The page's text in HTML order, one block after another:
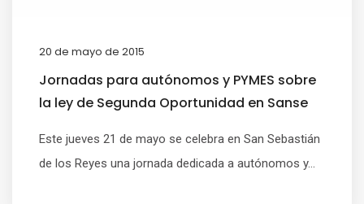
20 de mayo de 2015
Jornadas para autónomos y PYMES sobre
la ley de Segunda Oportunidad en Sanse
Este jueves 21 de mayo se celebra en San Sebastián
de los Reyes una jornada dedicada a autónomos y...